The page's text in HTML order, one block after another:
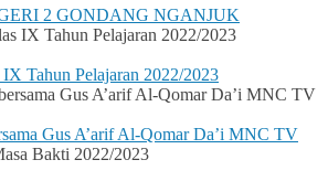
2 GONDANG NGANJUK
Tahun Pelajaran 2022/2023
Gus A’arif Al-Qomar Da’i MNC TV